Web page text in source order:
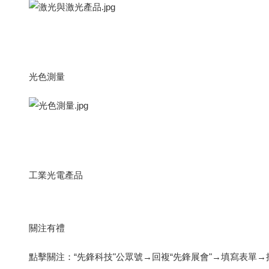
光色測量
工業光電產品
關注有禮
點擊關注：“先鋒科技"公眾號→回複“先鋒展會"→填寫表單→